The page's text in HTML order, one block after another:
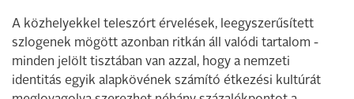
A közhelyekkel teleszórt érvelések, leegyszerűsített
szlogenek mögött azonban ritkán áll valódi tartalom -
minden jelölt tisztában van azzal, hogy a nemzeti
identitás egyik alapkövének számító étkezési kultúrát